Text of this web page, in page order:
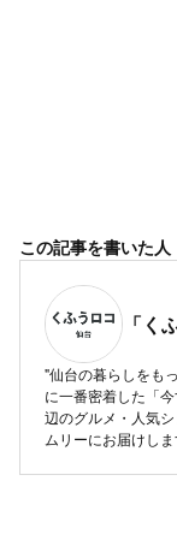
この記事を書いた人
「く
"仙台の暮らしをも
に一番密着した「
辺のグルメ・人気
ムリーにお届けしま